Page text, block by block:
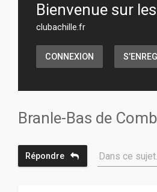
Bienvenue sur
clubachille.fr
CONNEXION
Branle-Bas de
Répondre Dans ce